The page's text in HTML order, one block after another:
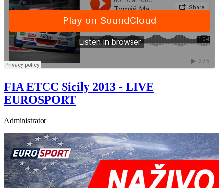
FIA ETCC Sicily 2013 - LIVE
EUROSPORT
Administrator